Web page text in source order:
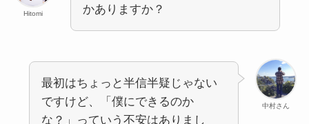
Hitomi
かありますか？
中村さん
最初はちょっと半信半疑じゃない
ですけど、「僕にできるのか
な？」っていう不安はありまし